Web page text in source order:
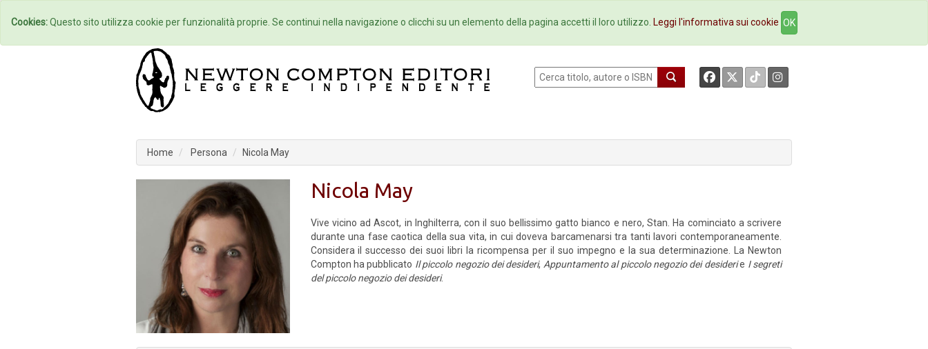
Home Autori Eventi Collane Newsletter Ebookstore Contatti
Home Persona Nicola May
Nicola May
Vive vicino ad Ascot, in Inghilterra, con il suo bellissimo gatto bianco e nero, Stan. Ha cominciato a scrivere
durante una fase caotica della sua vita, in cui doveva barcamenarsi tra tanti lavori contemporaneamente.
Considera il successo dei suoi libri la ricompensa per il suo impegno e la sua determi­nazione. La Newton
Compton ha pubblicato Il piccolo negozio dei desideri, Appuntamento al piccolo negozio dei desiderie I segreti
del piccolo negozio dei desideri.
Cookies:Questo sito utilizza cookie per funzionalità proprie. Se continui nella navigazione o clicchi su un elemento della pagina accetti il loro utilizzo. Leggi l'informativa sui cookie OK